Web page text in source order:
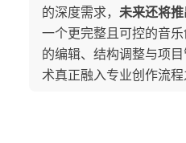
的深度需求， 未来还将
一个更完整且可控的音
的编辑、结构调整与项
术真正融入专业创作流程